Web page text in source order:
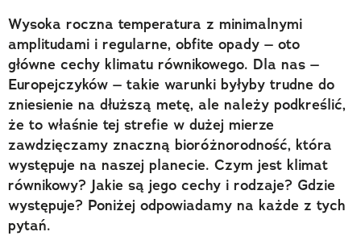
Wysoka roczna temperatura z minimalnymi
amplitudami i regularne, obfite opady – oto
główne cechy klimatu równikowego. Dla nas –
Europejczyków – takie warunki byłyby trudne do
zniesienie na dłuższą metę, ale należy podkreślić,
że to właśnie tej strefie w dużej mierze
zawdzięczamy znaczną bioróżnorodność, która
występuje na naszej planecie. Czym jest klimat
równikowy? Jakie są jego cechy i rodzaje? Gdzie
występuje? Poniżej odpowiadamy na każde z tych
pytań.